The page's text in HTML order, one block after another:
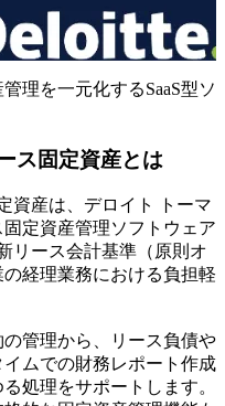
理を一元化するSaaS型ソ
ス固定資産とは
資産は、デロイト トーマ
定資産管理ソフトウェア
リース会計基準（原則オ
経理業務における負担軽
管理から、リース負債や
ムでの財務レポート作成
処理をサポートします。